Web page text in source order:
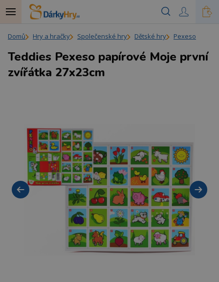
Domů Hry a hračky Společenské hry Dětské hry Pexeso
Teddies Pexeso papírové Moje první
zvířátka 27x23cm